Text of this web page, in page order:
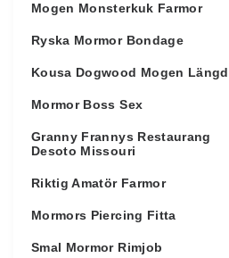
Mogen Monsterkuk Farmor
Ryska Mormor Bondage
Kousa Dogwood Mogen Längd
Mormor Boss Sex
Granny Frannys Restaurang
Desoto Missouri
Riktig Amatör Farmor
Mormors Piercing Fitta
Smal Mormor Rimjob